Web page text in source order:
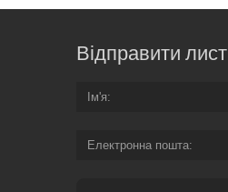
Відправити лист
Ім'я
Електронна пошта